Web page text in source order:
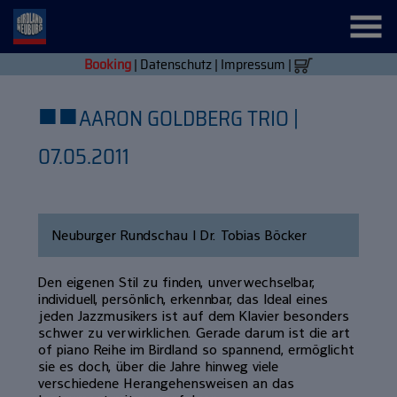
Booking| Datenschutz| Impressum |
■■AARON GOLDBERG TRIO |
07.05.2011
Neuburger Rundschau | Dr. Tobias Böcker
Den eigenen Stil zu finden, unverwechselbar,
individuell, persönlich, erkennbar, das Ideal eines
jeden Jazzmusikers ist auf dem Klavier besonders
schwer zu verwirklichen. Gerade darum ist die art
of piano Reihe im Birdland so spannend, ermöglicht
sie es doch, über die Jahre hinweg viele
verschiedene Herangehensweisen an das